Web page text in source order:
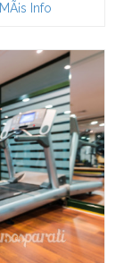
MÃ¡s Info